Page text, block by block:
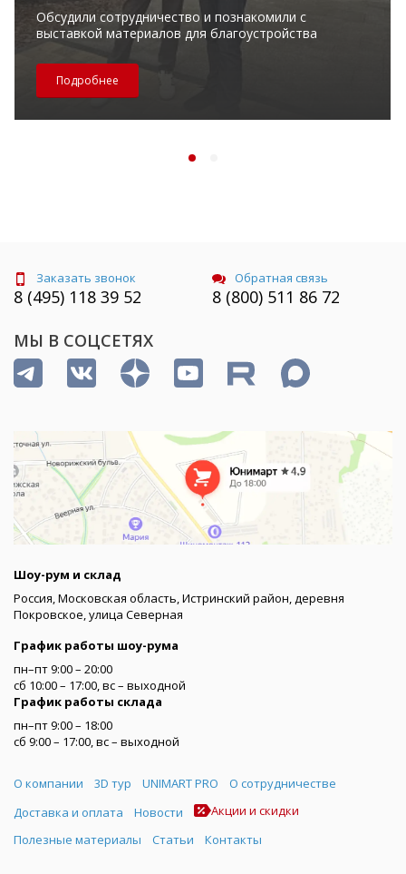
Обсудили сотрудничество и познакомили с
выставкой материалов для благоустройства
Подробнее
Заказать звонок
8 (495) 118 39 52
Обратная связь
8 (800) 511 86 72
МЫ В СОЦСЕТЯХ
Шоу-рум и склад
Россия, Московская область, Истринский район, деревня
Покровское, улица Северная
График работы шоу-рума
пн–пт 9:00 – 20:00
сб 10:00 – 17:00, вс – выходной
График работы склада
пн–пт 9:00 – 18:00
сб 9:00 – 17:00, вс – выходной
Меню
О компании 3D тур UNIMART PRO
О сотрудничестве
Доставка и оплата
Новости
Акции и скидки
Полезные материалы
Статьи Контакты